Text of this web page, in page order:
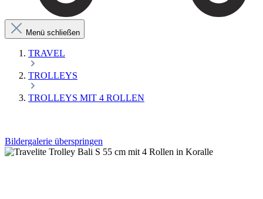
Menü schließen
TRAVEL
TROLLEYS
TROLLEYS MIT 4 ROLLEN
Bildergalerie überspringen